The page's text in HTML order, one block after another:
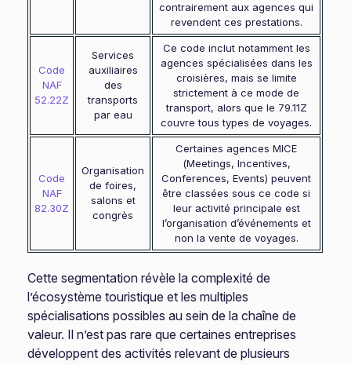
contrairement aux agences qui
revendent ces prestations.
Code
NAF
52.22Z
Services
auxiliaires
des
transports
par eau
Ce code inclut notamment les
agences spécialisées dans les
croisières, mais se limite
strictement à ce mode de
transport, alors que le 79.11Z
couvre tous types de voyages.
Code
NAF
82.30Z
Organisation
de foires,
salons et
congrès
Certaines agences MICE
(Meetings, Incentives,
Conferences, Events) peuvent
être classées sous ce code si
leur activité principale est
l’organisation d’événements et
non la vente de voyages.
Cette segmentation révèle la complexité de
l’écosystème touristique et les multiples
spécialisations possibles au sein de la chaîne de
valeur. Il n’est pas rare que certaines entreprises
développent des activités relevant de plusieurs